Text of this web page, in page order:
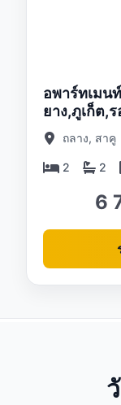
อพาร์ทเมน
ยาง,ภูเก็ต,
ถลาง, สาคู
2 2
6